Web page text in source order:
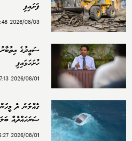
ފަށައިފި
2026/08/03 14:48
ސައީދުގެ
ހުށަހަޅައިފި
2026/08/01 17:13
ގެއްލުނު ދެ
ސަރަހައްދެއް
2026/08/01 05:27